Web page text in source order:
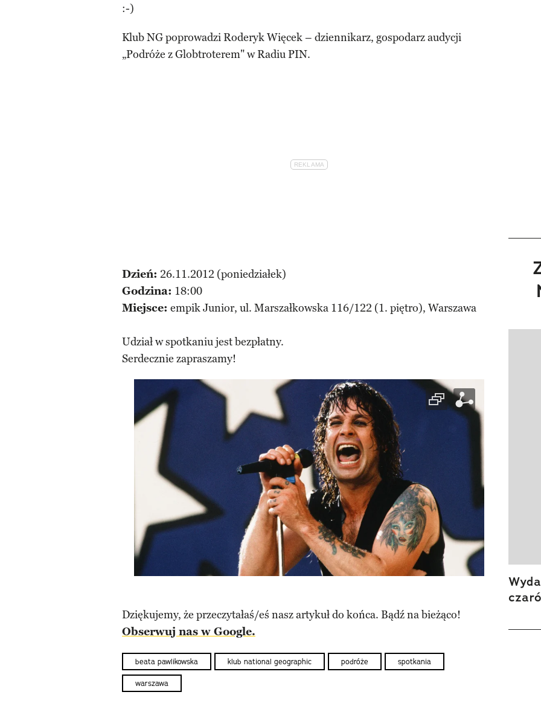
:-)
Klub NG poprowadzi Roderyk Więcek – dziennikarz, gospodarz audycji
„Podróże z Globtroterem" w Radiu PIN.
Dzień: 26.11.2012 (poniedziałek)
Godzina: 18:00
Miejsce: empik Junior, ul. Marszałkowska 116/122 (1. piętro), Warszawa
Udział w spotkaniu jest bezpłatny.
Serdecznie zapraszamy!
Dziękujemy, że przeczytałaś/eś nasz artykuł do końca. Bądź na bieżąco!
Obserwuj nas w Google.
beata pawlikowska klub national geographic podróże spotkania
warszawa